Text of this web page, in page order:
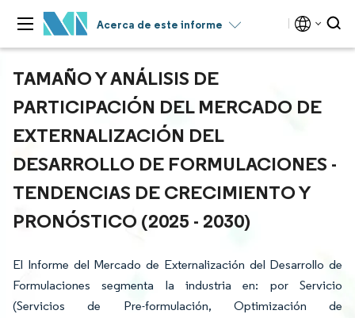
Acerca de este informe
TAMAÑO Y ANÁLISIS DE
PARTICIPACIÓN DEL MERCADO DE
EXTERNALIZACIÓN DEL
DESARROLLO DE FORMULACIONES -
TENDENCIAS DE CRECIMIENTO Y
PRONÓSTICO (2025 - 2030)
El Informe del Mercado de Externalización del Desarrollo de
Formulaciones segmenta la industria en: por Servicio
(Servicios de Pre-formulación, Optimización de